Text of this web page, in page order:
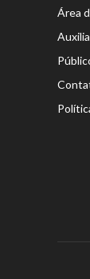
Área